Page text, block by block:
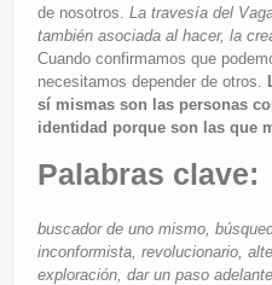
de nosotros. La travesía del
también asociada al hacer, la
Cuando confirmamos que
necesitamos depender de otros.
sí mismas son las personas
identidad porque son las que
Palabras clave:
buscador de uno mismo,
inconformista, revolucionario,
exploración, dar un paso